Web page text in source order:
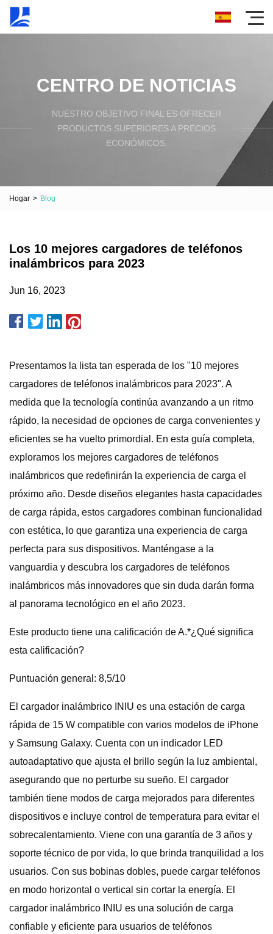
CENTRO DE NOTICIAS
NUESTRO OBJETIVO FINAL ES OFRECER
PRODUCTOS SUPERIORES A PRECIOS
ECONÓMICOS.
Hogar > Blog
Los 10 mejores cargadores de teléfonos
inalámbricos para 2023
Jun 16, 2023
Presentamos la lista tan esperada de los "10 mejores
cargadores de teléfonos inalámbricos para 2023". A
medida que la tecnología continúa avanzando a un ritmo
rápido, la necesidad de opciones de carga convenientes y
eficientes se ha vuelto primordial. En esta guía completa,
exploramos los mejores cargadores de teléfonos
inalámbricos que redefinirán la experiencia de carga el
próximo año. Desde diseños elegantes hasta capacidades
de carga rápida, estos cargadores combinan funcionalidad
con estética, lo que garantiza una experiencia de carga
perfecta para sus dispositivos. Manténgase a la
vanguardia y descubra los cargadores de teléfonos
inalámbricos más innovadores que sin duda darán forma
al panorama tecnológico en el año 2023.
Este producto tiene una calificación de A.*¿Qué significa
esta calificación?
Puntuación general: 8,5/10
El cargador inalámbrico INIU es una estación de carga
rápida de 15 W compatible con varios modelos de iPhone
y Samsung Galaxy. Cuenta con un indicador LED
autoadaptativo que ajusta el brillo según la luz ambiental,
asegurando que no perturbe su sueño. El cargador
también tiene modos de carga mejorados para diferentes
dispositivos e incluye control de temperatura para evitar el
sobrecalentamiento. Viene con una garantía de 3 años y
soporte técnico de por vida, lo que brinda tranquilidad a los
usuarios. Con sus bobinas dobles, puede cargar teléfonos
en modo horizontal o vertical sin cortar la energía. El
cargador inalámbrico INIU es una solución de carga
confiable y eficiente para usuarios de teléfonos